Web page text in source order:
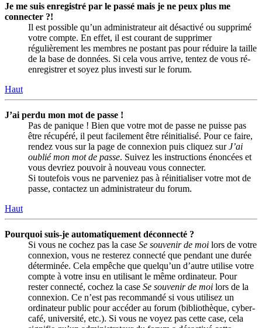
Je me suis enregistré par le passé mais je ne peux plus me
connecter ?!
Il est possible qu’un administrateur ait désactivé ou supprimé
votre compte. En effet, il est courant de supprimer
régulièrement les membres ne postant pas pour réduire la taille
de la base de données. Si cela vous arrive, tentez de vous ré-
enregistrer et soyez plus investi sur le forum.
Haut
J’ai perdu mon mot de passe !
Pas de panique ! Bien que votre mot de passe ne puisse pas
être récupéré, il peut facilement être réinitialisé. Pour ce faire,
rendez vous sur la page de connexion puis cliquez surJ’ai
oublié mon mot de passe. Suivez les instructions énoncées et
vous devriez pouvoir à nouveau vous connecter.
Si toutefois vous ne parveniez pas à réinitialiser votre mot de
passe, contactez un administrateur du forum.
Haut
Pourquoi suis-je automatiquement déconnecté ?
Si vous ne cochez pas la case Se souvenir de moi lors de votre
connexion, vous ne resterez connecté que pendant une durée
déterminée. Cela empêche que quelqu’un d’autre utilise votre
compte à votre insu en utilisant le même ordinateur. Pour
rester connecté, cochez la case Se souvenir de moi lors de la
connexion. Ce n’est pas recommandé si vous utilisez un
ordinateur public pour accéder au forum (bibliothèque, cyber-
café, université, etc.). Si vous ne voyez pas cette case, cela